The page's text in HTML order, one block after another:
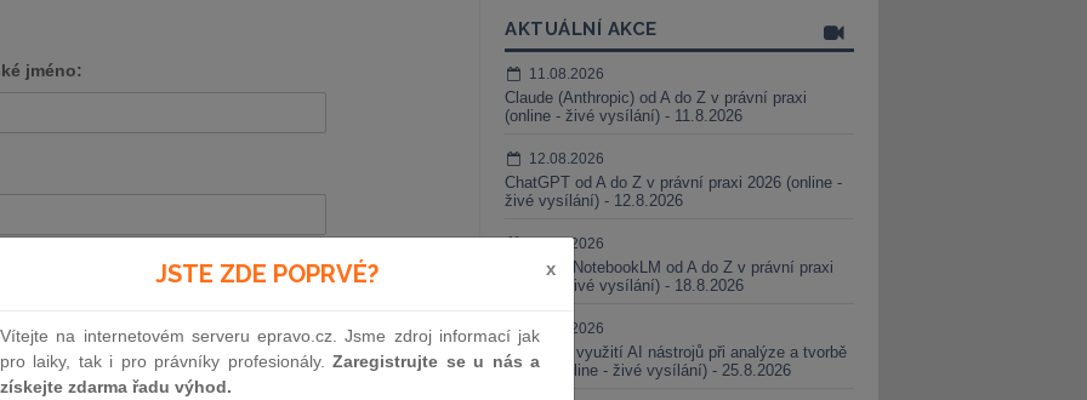
jméno:
AKTUÁLNÍ AKCE
11.08.2026
Claude (Anthropic) od A do Z v právní praxi
(online - živé vysílání) - 11.8.2026
12.08.2026
ChatGPT od A do Z v právní praxi 2026 (online -
živé vysílání) - 12.8.2026
18.08.2026
Gemini a NotebookLM od A do Z v právní praxi
(online - živé vysílání) - 18.8.2026
25.08.2026
Praktické využití AI nástrojů při analýze a tvorbě
smluv (online - živé vysílání) - 25.8.2026
JSTE ZDE POPRVÉ? x
Vítejte na internetovém serveru epravo.cz. Jsme zdroj informací jak
pro laiky, tak i pro právníky profesionály.Zaregistrujte se u nás a
získejte zdarma řadu výhod.